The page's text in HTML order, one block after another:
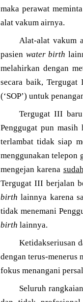
maka perawat
alat vakum airnya.
Alat-alat vakum
pasien water birth
melahirkan dengan
secara baik, Tergugat
(‘SOP’) untuk
Tergugat III
Penggugat pun
terlambat tidak siap
menggunakan telepon
mengejan karena
Tergugat III berjalan
birth lainnya karena
tidak menemani
birth lainnya.
Ketidakseriusan
dengan terus-menerus
fokus menangani
Seluruh